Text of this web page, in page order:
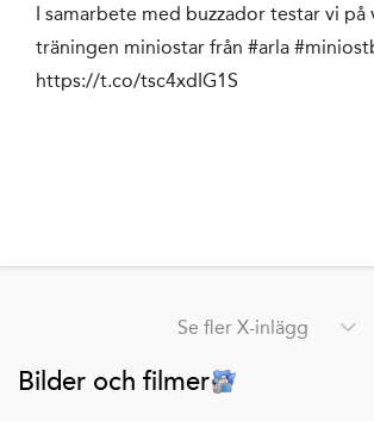
I samarbete med buzzador testar vi på
träningen miniostar från #arla
https://t.co/tsc4xdIG1S
Se fler X-inlägg
Bilder och filmer